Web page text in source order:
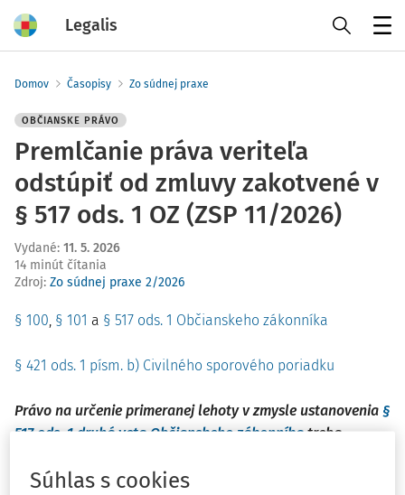
Legalis
Domov Časopisy Zo súdnej praxe
OBČIANSKE PRÁVO
Premlčanie práva veriteľa
odstúpiť od zmluvy zakotvené v
§ 517 ods. 1 OZ (ZSP 11/2026)
Vydané: 11. 5. 2026
14 minút čítania
Zdroj: Zo súdnej praxe 2/2026
§ 100, § 101 a § 517 ods. 1 Občianskeho zákonníka
§ 421 ods. 1 písm. b) Civilného sporového poriadku
Právo na určenie primeranej lehoty v zmysle ustanovenia §
517 ods. 1 druhá veta Občianskeho zákonníka treba
všeobecnej trojročnej premlčacej dobe, pričom
Súhlas s cookies